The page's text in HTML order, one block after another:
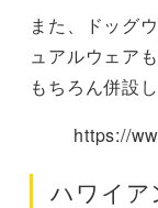
また、ドッグ
ュアルウェア
もちろん併設
https://
ハワイア